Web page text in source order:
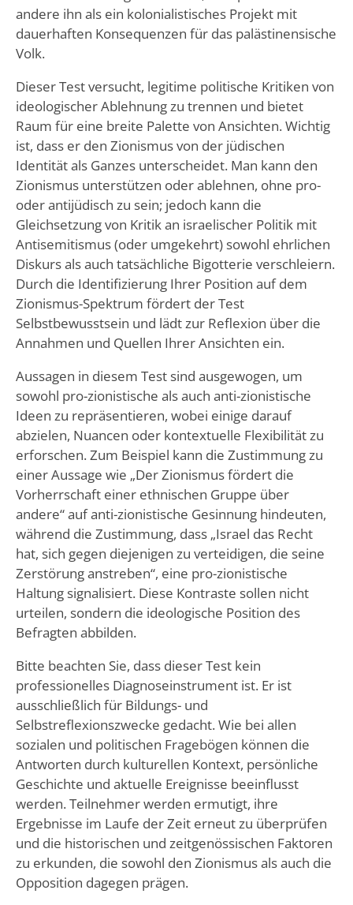
andere ihn als ein kolonialistisches Projekt mit
dauerhaften Konsequenzen für das palästinensische
Volk.
Dieser Test versucht, legitime politische Kritiken von
ideologischer Ablehnung zu trennen und bietet
Raum für eine breite Palette von Ansichten. Wichtig
ist, dass er den Zionismus von der jüdischen
Identität als Ganzes unterscheidet. Man kann den
Zionismus unterstützen oder ablehnen, ohne pro-
oder antijüdisch zu sein; jedoch kann die
Gleichsetzung von Kritik an israelischer Politik mit
Antisemitismus (oder umgekehrt) sowohl ehrlichen
Diskurs als auch tatsächliche Bigotterie verschleiern.
Durch die Identifizierung Ihrer Position auf dem
Zionismus-Spektrum fördert der Test
Selbstbewusstsein und lädt zur Reflexion über die
Annahmen und Quellen Ihrer Ansichten ein.
Aussagen in diesem Test sind ausgewogen, um
sowohl pro-zionistische als auch anti-zionistische
Ideen zu repräsentieren, wobei einige darauf
abzielen, Nuancen oder kontextuelle Flexibilität zu
erforschen. Zum Beispiel kann die Zustimmung zu
einer Aussage wie „Der Zionismus fördert die
Vorherrschaft einer ethnischen Gruppe über
andere“ auf anti-zionistische Gesinnung hindeuten,
während die Zustimmung, dass „Israel das Recht
hat, sich gegen diejenigen zu verteidigen, die seine
Zerstörung anstreben“, eine pro-zionistische
Haltung signalisiert. Diese Kontraste sollen nicht
urteilen, sondern die ideologische Position des
Befragten abbilden.
Bitte beachten Sie, dass dieser Test kein
professionelles Diagnoseinstrument ist. Er ist
ausschließlich für Bildungs- und
Selbstreflexionszwecke gedacht. Wie bei allen
sozialen und politischen Fragebögen können die
Antworten durch kulturellen Kontext, persönliche
Geschichte und aktuelle Ereignisse beeinflusst
werden. Teilnehmer werden ermutigt, ihre
Ergebnisse im Laufe der Zeit erneut zu überprüfen
und die historischen und zeitgenössischen Faktoren
zu erkunden, die sowohl den Zionismus als auch die
Opposition dagegen prägen.